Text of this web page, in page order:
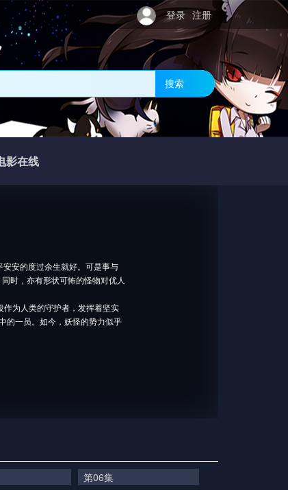
登录 注册
搜索
影在线
安的度过余生就好。可是事与
时，亦有形状可怖的怪物对优人
为人类的守护者，发挥着坚实
的一员。如今，妖怪的势力似乎
第06集